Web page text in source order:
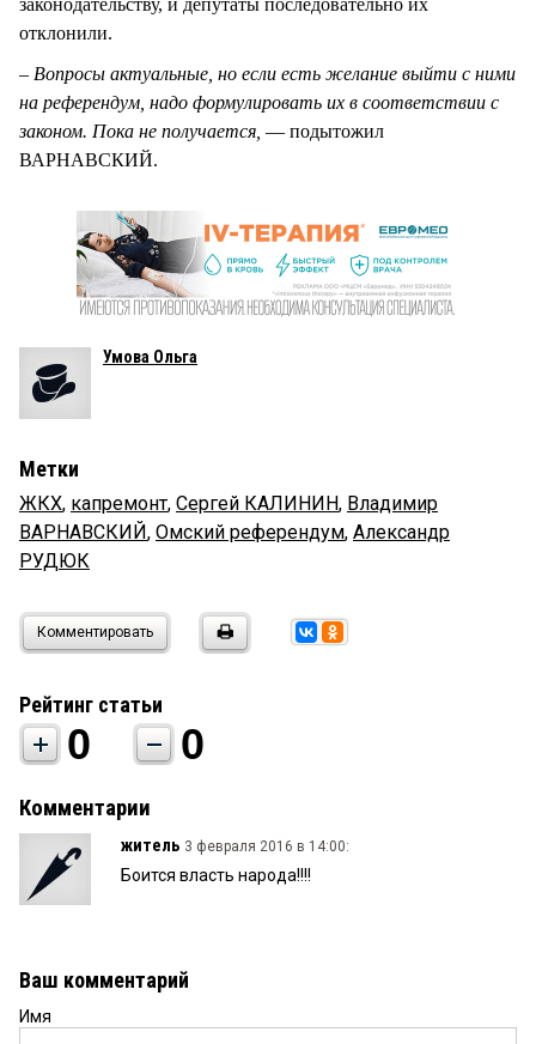
законодательству, и депутаты последовательно их
отклонили.
– Вопросы актуальные, но если есть желание выйти с ними
на референдум, надо формулировать их в соответствии с
законом. Пока не получается, — подытожил
ВАРНАВСКИЙ.
Умова Ольга
Метки
ЖКХ, капремонт, Сергей КАЛИНИН, Владимир
ВАРНАВСКИЙ, Омский референдум, Александр
РУДЮК
Комментировать
Рейтинг статьи
0 0
Комментарии
житель 3 февраля 2016 в 14:00:
Боится власть народа!!!!
Ваш комментарий
Имя